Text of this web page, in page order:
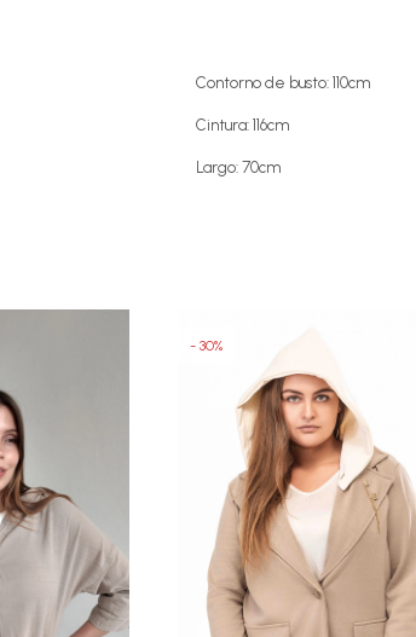
Contorno de busto: 110cm
Cintura: 116cm
Largo: 70cm
30